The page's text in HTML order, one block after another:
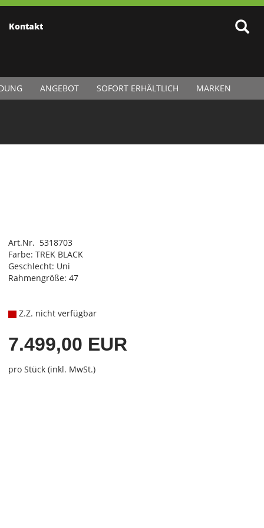
Kontakt
ANGEBOT SOFORT ERHÄLTLICH MARKEN
Art.Nr. 5318703
Farbe: TREK BLACK
Geschlecht: Uni
Rahmengröße: 47
Z.Z. nicht verfügbar
7.499,00 EUR
pro Stück (inkl. MwSt.)